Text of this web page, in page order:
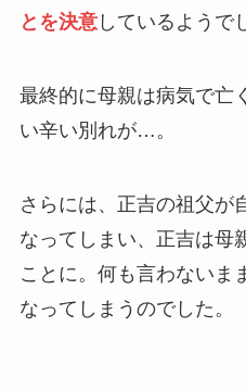
とを決意しているようで
最終的に母親は病気で亡
い辛い別れが…。
さらには、正吉の祖父が
なってしまい、正吉は母
ことに。何も言わないま
なってしまうのでした。